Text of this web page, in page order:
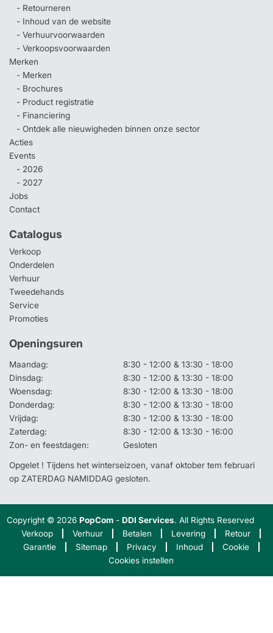
- Retourneren
- Inhoud van de website
- Verhuurvoorwaarden
- Verkoopsvoorwaarden
Merken
- Merken
- Brochures
- Product registratie
- Financiering
- Ontdek alle nieuwigheden binnen onze sector
Acties
Events
- 2026
- 2027
Jobs
Contact
Catalogus
Verkoop
Onderdelen
Verhuur
Tweedehands
Service
Promoties
Openingsuren
Maandag:
8:30 - 12:00 & 13:30 - 18:00
Dinsdag:
8:30 - 12:00 & 13:30 - 18:00
Woensdag:
8:30 - 12:00 & 13:30 - 18:00
Donderdag:
8:30 - 12:00 & 13:30 - 18:00
Vrijdag:
8:30 - 12:00 & 13:30 - 18:00
Zaterdag:
8:30 - 12:00 & 13:30 - 16:00
Zon- en feestdagen:
Gesloten
Opgelet ! Tijdens het winterseizoen, vanaf oktober tem februari
op ZATERDAG NAMIDDAG gesloten.
Copyright © 2026PopCom -DDI Services. All Rights Reserved
Verkoop
Verhuur Betalen Levering
Retour
Garantie
Sitemap Privacy Inhoud
Cookie
Cookies instellen